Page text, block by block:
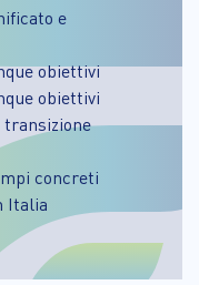
e
obiettivi
obiettivi
transizione
concreti
Italia